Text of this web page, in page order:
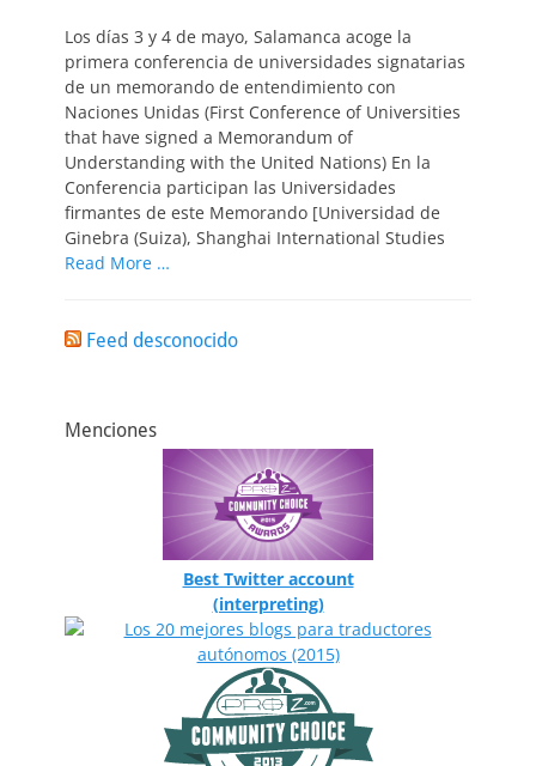
Los días 3 y 4 de mayo, Salamanca acoge la
primera conferencia de universidades signatarias
de un memorando de entendimiento con
Naciones Unidas (First Conference of Universities
that have signed a Memorandum of
Understanding with the United Nations) En la
Conferencia participan las Universidades
firmantes de este Memorando [Universidad de
Ginebra (Suiza), Shanghai International Studies
Read More …
Feed desconocido
Menciones
Best Twitter account
(interpreting)